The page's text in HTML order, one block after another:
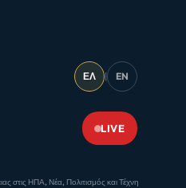
ΕΛ | EN
LIVE
στις ΗΠΑ, Νέα, Πολιτισμός και Τέχνη